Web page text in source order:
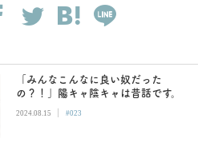
「みんなこんなに良い奴だった
の？！」陽キャ陰キャは昔話です。
2024.08.15 | #023